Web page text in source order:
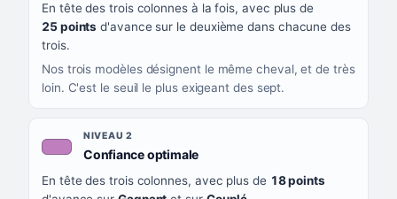
CE QUE CELA VOUS DIT
En tête des trois colonnes à la fois, avec plus de
25 points d'avance sur le deuxième dans chacune des
trois.
Nos trois modèles désignent le même cheval, et de très
loin. C'est le seuil le plus exigeant des sept.
NIVEAU 2
Confiance optimale, couleur mauve
En tête des trois colonnes, avec plus de 18 points